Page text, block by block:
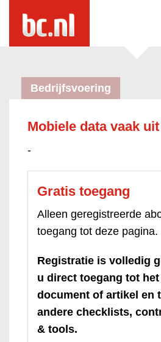
Bedrijfsvoering
Mobiele data vaak
-
Gratis toegang
Alleen geregistreerde
toegang tot deze pagina.
Registratie is volledig
u direct toegang tot
document of artikel en
andere checklists,
& tools.